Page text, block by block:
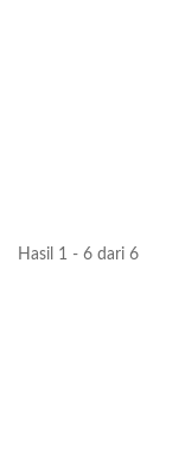
Hasil 1 - 6 dari 6